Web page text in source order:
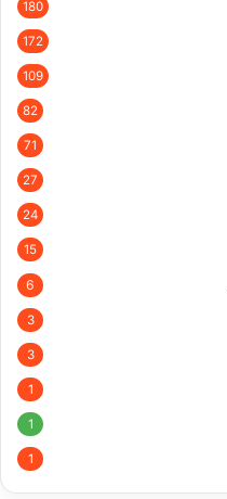
180
172
109
82
71
27
24
15
6
3
3
1
1
1